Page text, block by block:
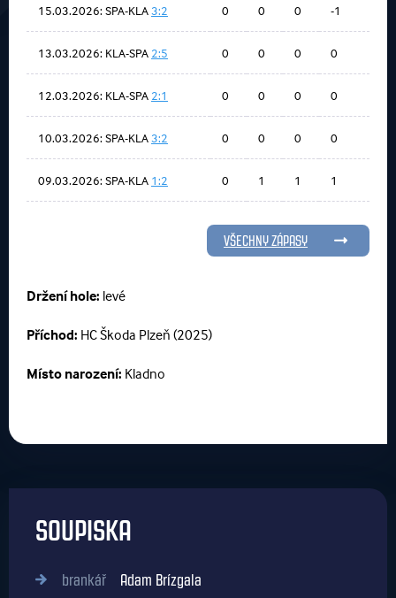
15.03.2026: SPA-KLA3:2 0 0 0 -1
13.03.2026: KLA-SPA 2:5 0 0 0 0
12.03.2026: KLA-SPA 2:1 0 0 0 0
10.03.2026: SPA-KLA3:2 0 0 0 0
09.03.2026: SPA-KLA 1:2 0 1 1 1
VŠECHNY ZÁPASY
Držení hole: levé
Příchod: HC Škoda Plzeň (2025)
Místo narození: Kladno
SOUPISKA
brankář Adam Brízgala